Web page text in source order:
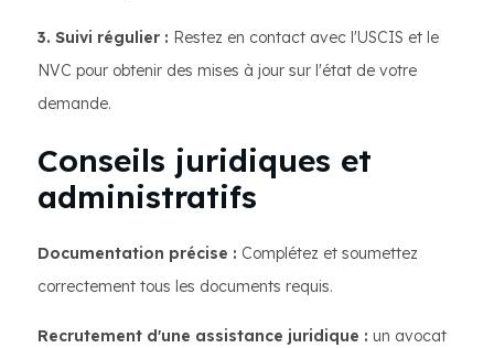
3. Suivi régulier : Restez en contact avec l'USCIS et le
NVC pour obtenir des mises à jour sur l'état de votre
demande.
Conseils juridiques et
administratifs
Documentation précise : Complétez et soumettez
correctement tous les documents requis.
Recrutement d'une assistance juridique : un avocat